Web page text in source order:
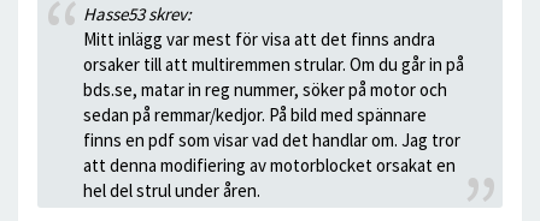
Hasse53 skrev:
Mitt inlägg var mest för visa att det finns andra
orsaker till att multiremmen strular. Om du går in på
bds.se, matar in reg nummer, söker på motor och
sedan på remmar/kedjor. På bild med spännare
finns en pdf som visar vad det handlar om. Jag tror
att denna modifiering av motorblocket orsakat en
hel del strul under åren.